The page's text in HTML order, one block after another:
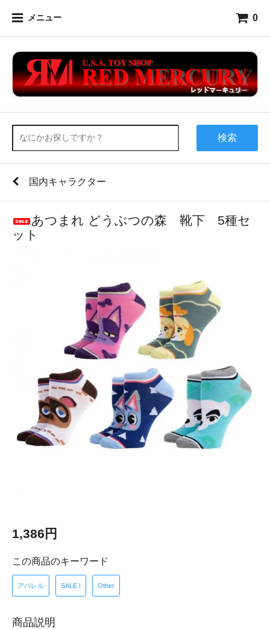
メニュー 0
検索
国内キャラクター
あつまれ どうぶつの森 靴下 5種セ
ット
1,386円
この商品のキーワード
アパレル SALE ! Other
商品説明